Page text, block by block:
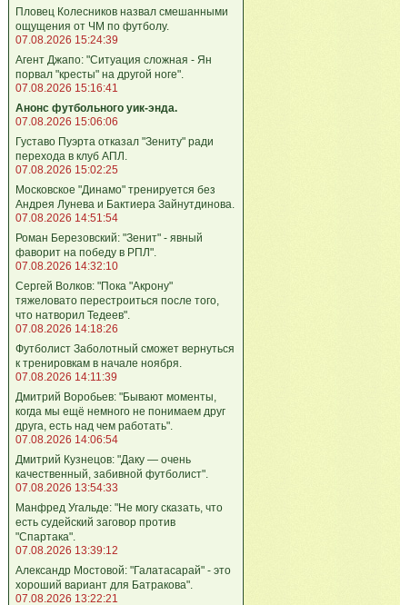
Пловец Колесников назвал смешанными
ощущения от ЧМ по футболу.
07.08.2026 15:24:39
Агент Джапо: "Ситуация сложная - Ян
порвал "кресты" на другой ноге".
07.08.2026 15:16:41
Анонс футбольного уик-энда.
07.08.2026 15:06:06
Густаво Пуэрта отказал "Зениту" ради
перехода в клуб АПЛ.
07.08.2026 15:02:25
Московское "Динамо" тренируется без
Андрея Лунева и Бактиера Зайнутдинова.
07.08.2026 14:51:54
Роман Березовский: "Зенит" - явный
фаворит на победу в РПЛ".
07.08.2026 14:32:10
Сергей Волков: "Пока "Акрону"
тяжеловато перестроиться после того,
что натворил Тедеев".
07.08.2026 14:18:26
Футболист Заболотный сможет вернуться
к тренировкам в начале ноября.
07.08.2026 14:11:39
Дмитрий Воробьев: "Бывают моменты,
когда мы ещё немного не понимаем друг
друга, есть над чем работать".
07.08.2026 14:06:54
Дмитрий Кузнецов: "Даку — очень
качественный, забивной футболист".
07.08.2026 13:54:33
Манфред Угальде: "Не могу сказать, что
есть судейский заговор против
"Спартака".
07.08.2026 13:39:12
Александр Мостовой: "Галатасарай" - это
хороший вариант для Батракова".
07.08.2026 13:22:21